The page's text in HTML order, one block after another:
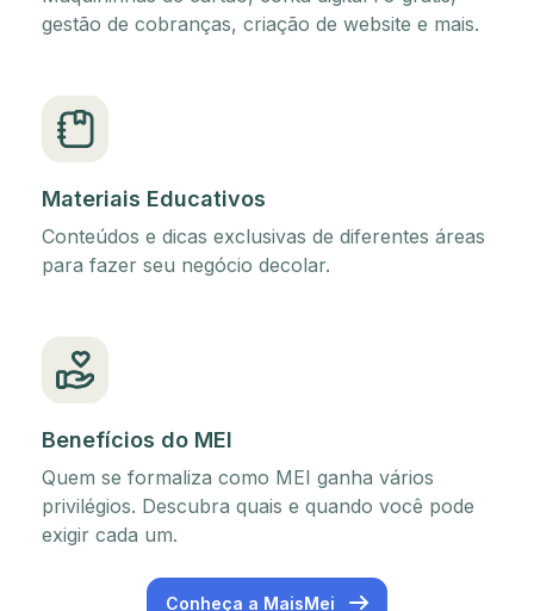
gestão de cobranças, criação de website e mais.
Materiais Educativos
Conteúdos e dicas exclusivas de diferentes áreas
para fazer seu negócio decolar.
Benefícios do MEI
Quem se formaliza como MEI ganha vários
privilégios. Descubra quais e quando você pode
exigir cada um.
Conheça a MaisMei